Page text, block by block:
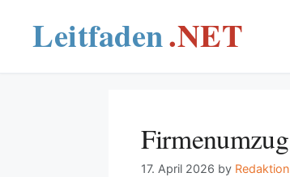
content
Firmenumzug
17. April 2026 by Redaktion